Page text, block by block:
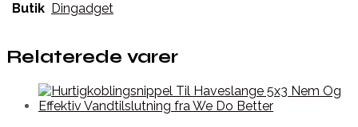
Butik Dingadget
Relaterede varer